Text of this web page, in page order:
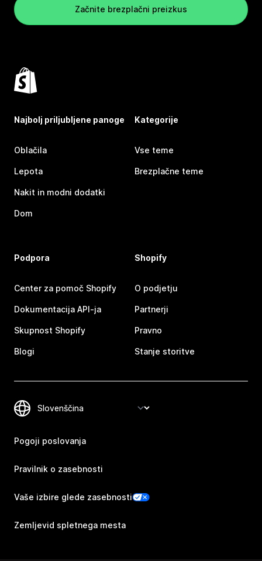
Začnite brezplačni preizkus
Najbolj priljubljene panoge
Oblačila
Lepota
Nakit in modni dodatki
Dom
Kategorije
Vse teme
Brezplačne teme
Podpora
Center za pomoč Shopify
Dokumentacija API-ja
Skupnost Shopify
Blogi
Shopify
O podjetju
Partnerji
Pravno
Stanje storitve
Pogoji poslovanja
Pravilnik o zasebnosti
Vaše izbire glede zasebnosti
Zemljevid spletnega mesta